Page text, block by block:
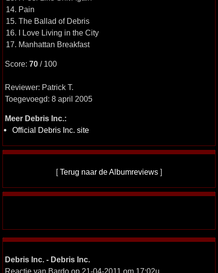
14. Pain
15. The Ballad of Debris
16. I Love Living in the City
17. Manhattan Breakfast
Score: 70 / 100
Reviewer: Patrick T.
Toegevoegd: 8 april 2005
Meer Debris Inc.:
Official Debris Inc. site
[Terug naar de Albumreviews ]
Debris Inc. - Debris Inc.
Reactie van Bardo op 21-04-2011 om 17:02u